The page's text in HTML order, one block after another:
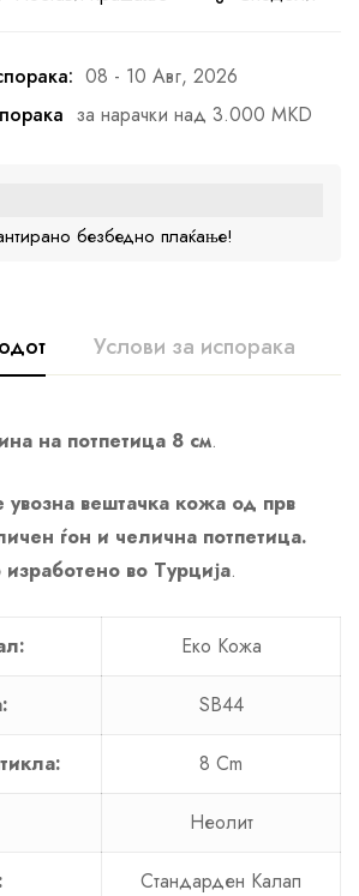
08 - 10 Авг, 2026
за нарачки над 3.000 MKD
безбедно плаќање!
Услови за испорака
на потпетица 8 см.
увозна вештачка кожа од прв
ѓон и челична потпетица.
изработено во Турција.
Еко Кожа
SB44
8 Cm
Неолит
Стандарден Калап